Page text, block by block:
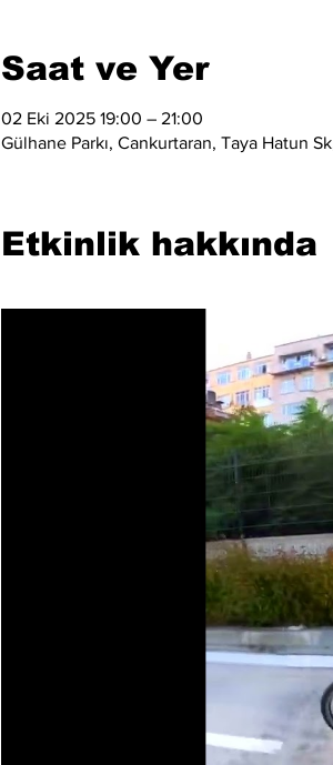
Saat ve Yer
02 Eki 2025 19:00 – 21:00
Gülhane Parkı, Cankurtaran, Taya Hatun
Etkinlik hakkında